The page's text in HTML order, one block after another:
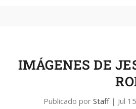
IMÁGENES DE
Publicado porStaff| Jul